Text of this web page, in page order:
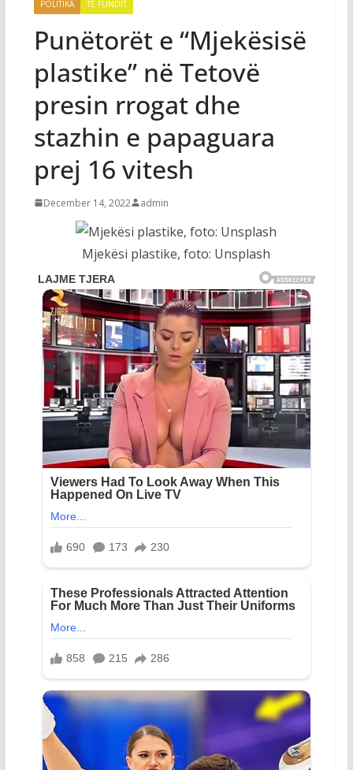
POLITIKA TË FUNDIT
Punëtorët e “Mjekësisë
plastike” në Tetovë
presin rrogat dhe
stazhin e papaguara
prej 16 vitesh
December 14, 2022 admin
Mjekësi plastike, foto: Unsplash